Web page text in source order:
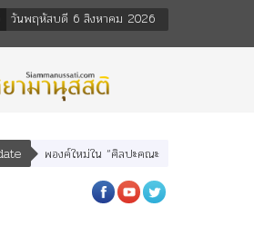
วันพฤหัสบดี 6 สิงหาคม 2026
องค์ใหม่ใน “ศิลปะคณะราษฎร”